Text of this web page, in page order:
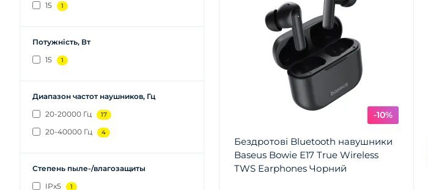
15
1
Потужність, Вт
15
1
Диапазон частот наушников, Гц
20-20000 Гц
17
20-40000 Гц 4
Степень пыле-/влагозащиты
IPx5
1
-10%
Бездротові Bluetooth навушники
Baseus Bowie E17 True Wireless
TWS Earphones Чорний